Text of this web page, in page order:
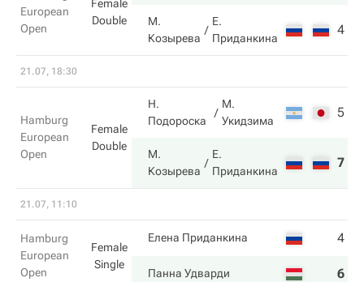
European
Open
Female
Double
М.
Козырева
Е.
Приданкина
4
21.07, 18:30
Hamburg
European
Open
Female
Double
Н.
Подороска
М.
Укидзима
5
М.
Козырева
Е.
Приданкина
7
21.07, 11:10
Hamburg
European
Open
Female
Single
Елена Приданкина 4
Панна Удварди 6